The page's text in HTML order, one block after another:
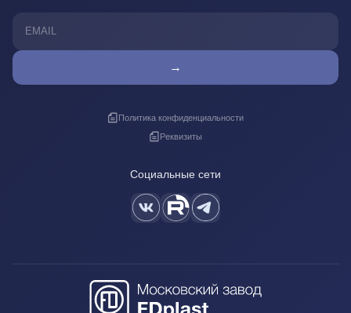
→
Политика конфиденциальности
Реквизиты
Социальные сети